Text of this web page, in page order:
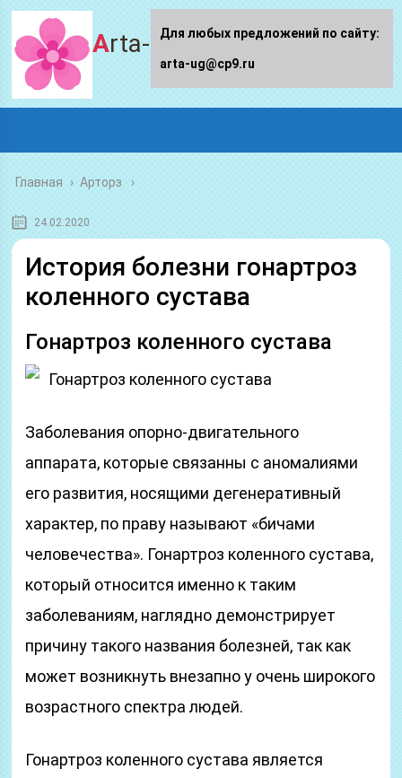
Arta-ug.ru
Главная › Арторз
24.02.2020
История болезни гонартроз
коленного сустава
Гонартроз коленного сустава
Гонартроз коленного сустава
Заболевания опорно-двигательного
аппарата, которые связанны с аномалиями
его развития, носящими дегенеративный
характер, по праву называют «бичами
человечества». Гонартроз коленного сустава,
который относится именно к таким
заболеваниям, наглядно демонстрирует
причину такого названия болезней, так как
может возникнуть внезапно у очень широкого
возрастного спектра людей.
Гонартроз коленного сустава является
Для любых предложений по сайту:
arta-ug@cp9.ru